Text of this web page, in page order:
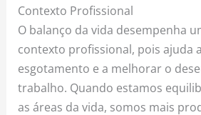
Contexto Profissional
O balanço da vida desempenha
contexto profissional, pois ajuda
esgotamento e a melhorar o
trabalho. Quando estamos
as áreas da vida, somos mais